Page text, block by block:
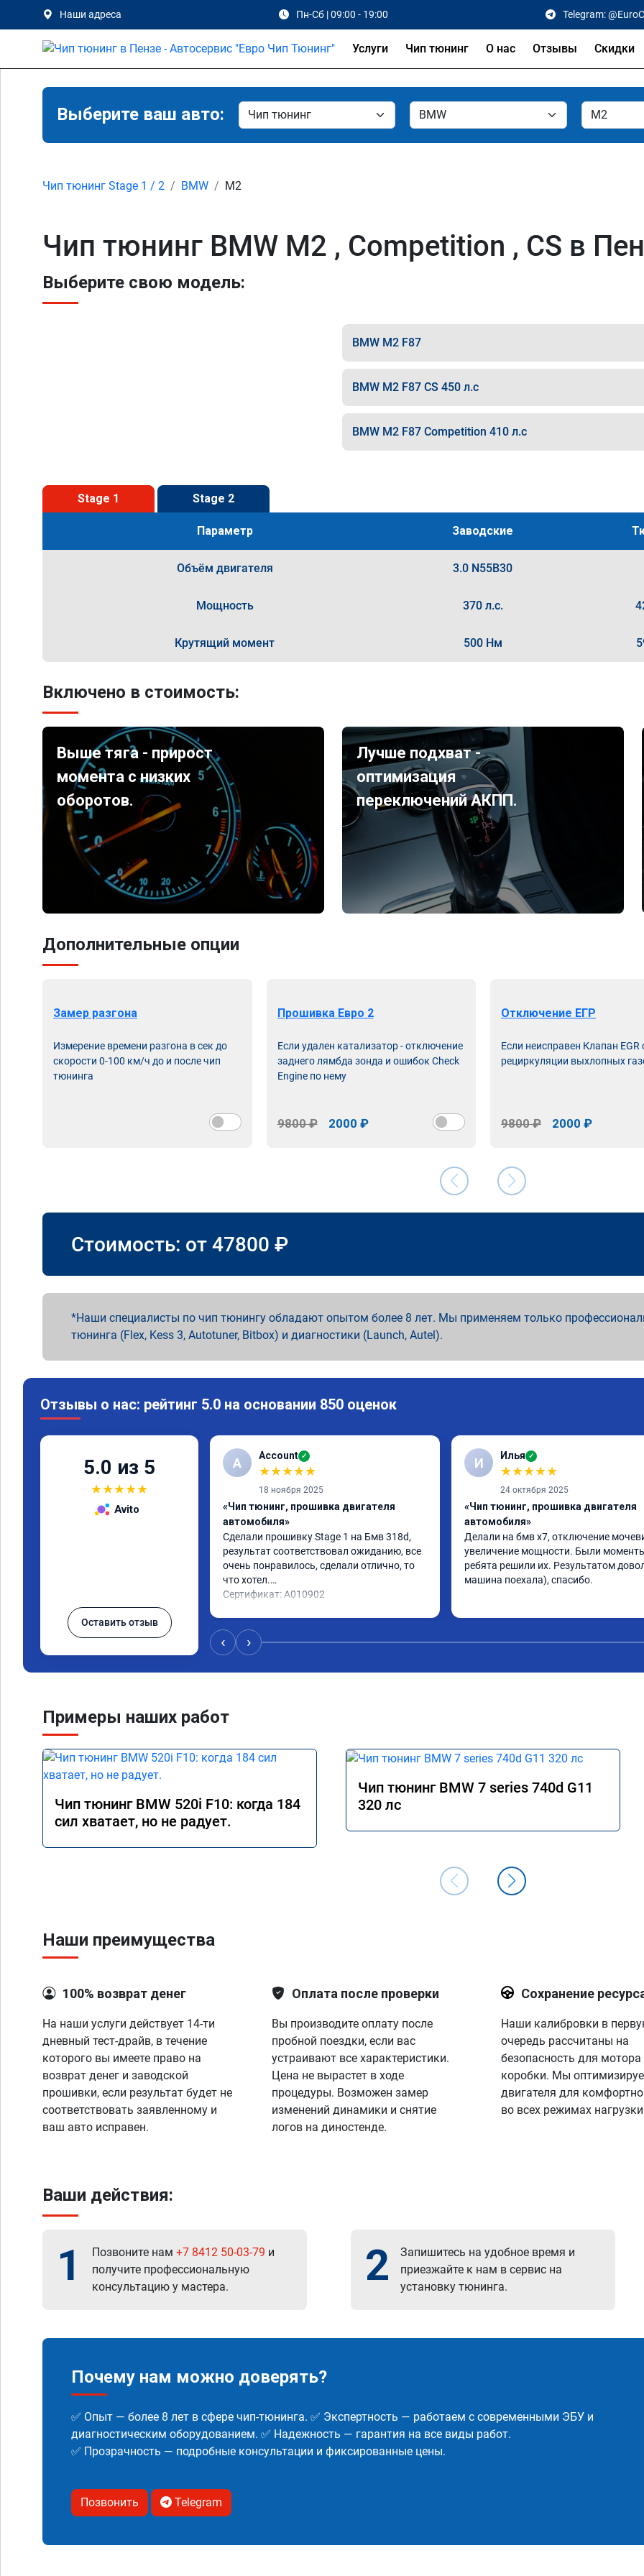
Наши адреса Пн-Сб | 09:00 - 19:00 Telegram:
Услуги Чип тюнинг О нас Отзывы Скидки
Выберите ваш авто:
Чип тюнинг Stage 1 / 2 BMW M2
Чип тюнинг BMW M2 , Competition , CS в
Выберите свою модель:
BMW M2 F87
BMW M2 F87 CS 450 л.с
BMW M2 F87 Competition 410 л.с
Stage 1 Stage 2
Параметр Заводские
Объём двигателя 3.0 N55B30
Мощность 370 л.с.
Крутящий момент 500 Нм
Включено в стоимость:
Выше тяга - прирост
момента с низких
оборотов.
Лучше подхват -
оптимизация
переключений АКПП.
Дополнительные опции
Замер разгона
Измерение времени разгона в сек до
скорости 0-100 км/ч до и после чип
тюнинга
Прошивка Евро 2
Если удален катализатор - отключение
заднего лямбда зонда и ошибок Check
Engine по нему
9800 ₽ 2000 ₽
Отключение ЕГР
Если неисправен Клапан EGR
рециркуляции выхлопных
9800 ₽ 2000 ₽
Стоимость: от 47800 ₽
Наши специалисты по чип тюнингу обладают опытом более 8 лет. Мы применяем только
тюнинга (Flex, Kess 3, Autotuner, Bitbox) и диагностики (Launch, Autel).
Отзывы о нас: рейтинг 5.0 на основании 850 оценок
5.0 из 5
★★★★★
Avito
Оставить отзыв
A Account ✓
★★★★★
18 ноября 2025
«Чип тюнинг, прошивка двигателя
автомобиля»
Сделали прошивку Stage 1 на Бмв 318d,
результат соответствовал ожиданию, все
очень понравилось, сделали отлично, то
что хотел.
Сертификат: A010902
И Илья ✓
★★★★★
24 октября 2025
«Чип тюнинг, прошивка двигателя
автомобиля»
Делали на бмв х7, отключение
увеличение мощности. Были
ребята решили их. Результатом
машина поехала), спасибо.
‹ ›
Примеры наших работ
Чип тюнинг BMW 520i F10: когда 184
сил хватает, но не радует.
Чип тюнинг BMW 7 series 740d G11
320 лс
Наши преимущества
100% возврат денег
На наши услуги действует 14-ти
дневный тест-драйв, в течение
которого вы имеете право на
возврат денег и заводской
прошивки, если результат будет не
соответствовать заявленному и
ваш авто исправен.
Оплата после проверки
Вы производите оплату после
пробной поездки, если вас
устраивают все характеристики.
Цена не вырастет в ходе
процедуры. Возможен замер
изменений динамики и снятие
логов на диностенде.
Сохранение
Наши калибровки в
очередь рассчитаны на
безопасность для мотора
коробки. Мы
двигателя для
во всех режимах
Ваши действия:
1 Позвоните нам +7 8412 50-03-79 и
получите профессиональную
консультацию у мастера.
2
Запишитесь на удобное время и
приезжайте к нам в сервис на
установку тюнинга.
Почему нам можно доверять?
✅ Опыт — более 8 лет в сфере чип-тюнинга. ✅ Экспертность — работаем с современными ЭБУ и
диагностическим оборудованием. ✅ Надежность — гарантия на все виды работ.
✅ Прозрачность — подробные консультации и фиксированные цены.
Позвонить Telegram